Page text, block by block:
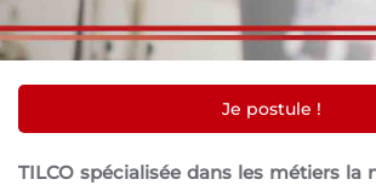
Je postule !
TILCO spécialisée dans les métiers la